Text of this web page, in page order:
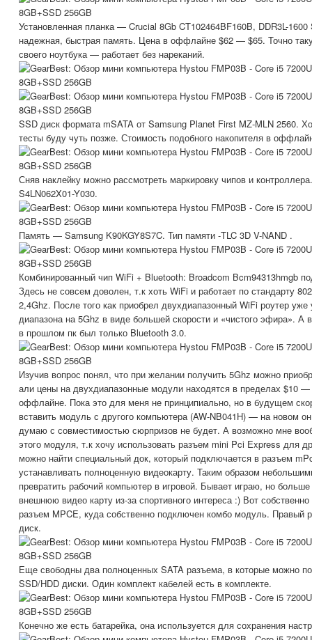
Установленная планка — Crucial 8Gb CT102464BF160B, DDR3L-
надежная, быстрая память. Цена в оффлайне $62 — $65. Точно
своего ноутбука — работает без нареканий.
SSD диск формата mSATA от Samsung Planet First MZ-MLN 2560.
тесты буду чуть позже. Стоимость подобного накопителя в
Сняв наклейку можно рассмотреть маркировку чипов и
S4LN062X01-Y030.
Память — Samsung K90KGY8S7C. Тип памяти -TLC 3D V-NAND .
Комбинированный чип WiFi + Bluetooth: Broadcom Bcm94313hmgb
Здесь не совсем доволен, т.к хоть WiFi и работает по стандарту
2,4Ghz. После того как приобрел двухдиапазонный WiFi роутер
диапазона на 5Ghz в виде большей скорости и «чистого эфира». А
в прошлом пк был только Bluetooth 3.0.
Изучив вопрос понял, что при желании получить 5Ghz можно
али цены на двухдиапазонные модули находятся в пределах $10
оффлайне. Пока это для меня не принципиально, но в будущем
вставить модуль с другого компьютера (AW-NB041H) — на новом
думаю с совместимостью сюрпризов не будет. А возможно мне
этого модуля, т.к хочу использовать разъем mini Pci Express для
можно найти специальный док, который подключается в разъем
устанавливать полноценную видеокарту. Таким образом
превратить рабочий компьютер в игровой. Бывает играю, но
внешнюю видео карту из-за спортивного интереса :) Вот
разъем MPCE, куда собственно подключен комбо модуль. Правый
диск.
Еще свободны два полноценных SATA разъема, в которые можно
SSD/HDD диски. Один комплект кабелей есть в комплекте.
Конечно же есть батарейка, она используется для сохранения